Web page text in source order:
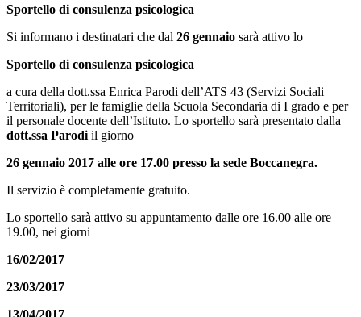
Sportello di consulenza psicologica
Si informano i destinatari che dal 26 gennaio sarà attivo lo
Sportello di consulenza psicologica
a cura della dott.ssa Enrica Parodi dell’ATS 43 (Servizi Sociali
Territoriali), per le famiglie della Scuola Secondaria di I grado e per
il personale docente dell’Istituto. Lo sportello sarà presentato dalla
dott.ssa Parodi il giorno
26 gennaio 2017 alle ore 17.00 presso la sede Boccanegra.
Il servizio è completamente gratuito.
Lo sportello sarà attivo su appuntamento dalle ore 16.00 alle ore
19.00, nei giorni
16/02/2017
23/03/2017